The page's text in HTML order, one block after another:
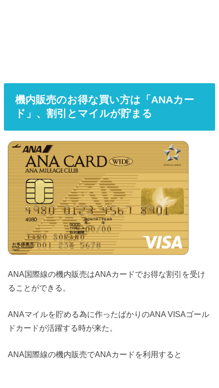
機内販売のお得な買い方は「ANAカー
ド」、割引とマイルが貯まる
ANA国際線の機内販売はANAカードでお得な割引を受け
ることができる。
ANAマイルを貯める為に作ったばかりのANA VISAゴール
ドカードが活躍する時が来た。
ANA国際線の機内販売でANAカードを利用すると